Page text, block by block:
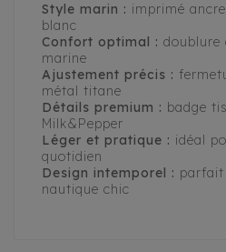
Style marin : imprimé
blanc
Confort optimal : doublure
marine
Ajustement précis :
métal titane
Détails premium : badge
Milk&Pepper
Léger et pratique : idéal
quotidien
Design intemporel :
nautique chic